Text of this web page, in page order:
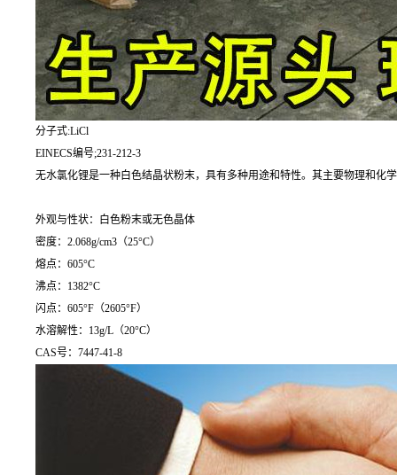
分子式:LiCl
EINECS编号;231-212-3
无水氯化锂是一种白色结晶状粉末，具有多种用途和特性。其主要物理和化
外观与性状：白色粉末或无色晶体
密度：2.068g/cm3（25°C）
熔点：605°C
沸点：1382°C
闪点：605°F（2605°F）
水溶解性：13g/L（20°C）
CAS号：7447-41-8